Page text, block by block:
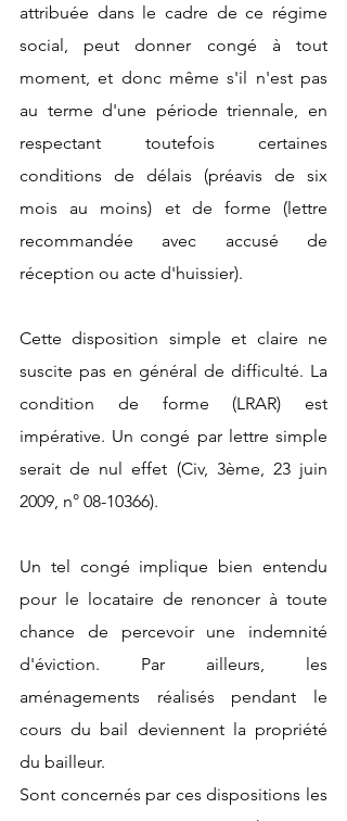
attribuée dans le cadre de ce régime
social, peut donner congé à tout
moment, et donc même s'il n'est pas
au terme d'une période triennale, en
respectant toutefois certaines
conditions de délais (préavis de six
mois au moins) et de forme (lettre
recommandée avec accusé de
réception ou acte d'huissier).
Cette disposition simple et claire ne
suscite pas en général de difficulté. La
condition de forme (LRAR) est
impérative. Un congé par lettre simple
serait de nul effet (Civ, 3ème, 23 juin
2009, n° 08-10366).
Un tel congé implique bien entendu
pour le locataire de renoncer à toute
chance de percevoir une indemnité
d'éviction. Par ailleurs, les
aménagements réalisés pendant le
cours du bail deviennent la propriété
du bailleur.
Sont concernés par ces dispositions les